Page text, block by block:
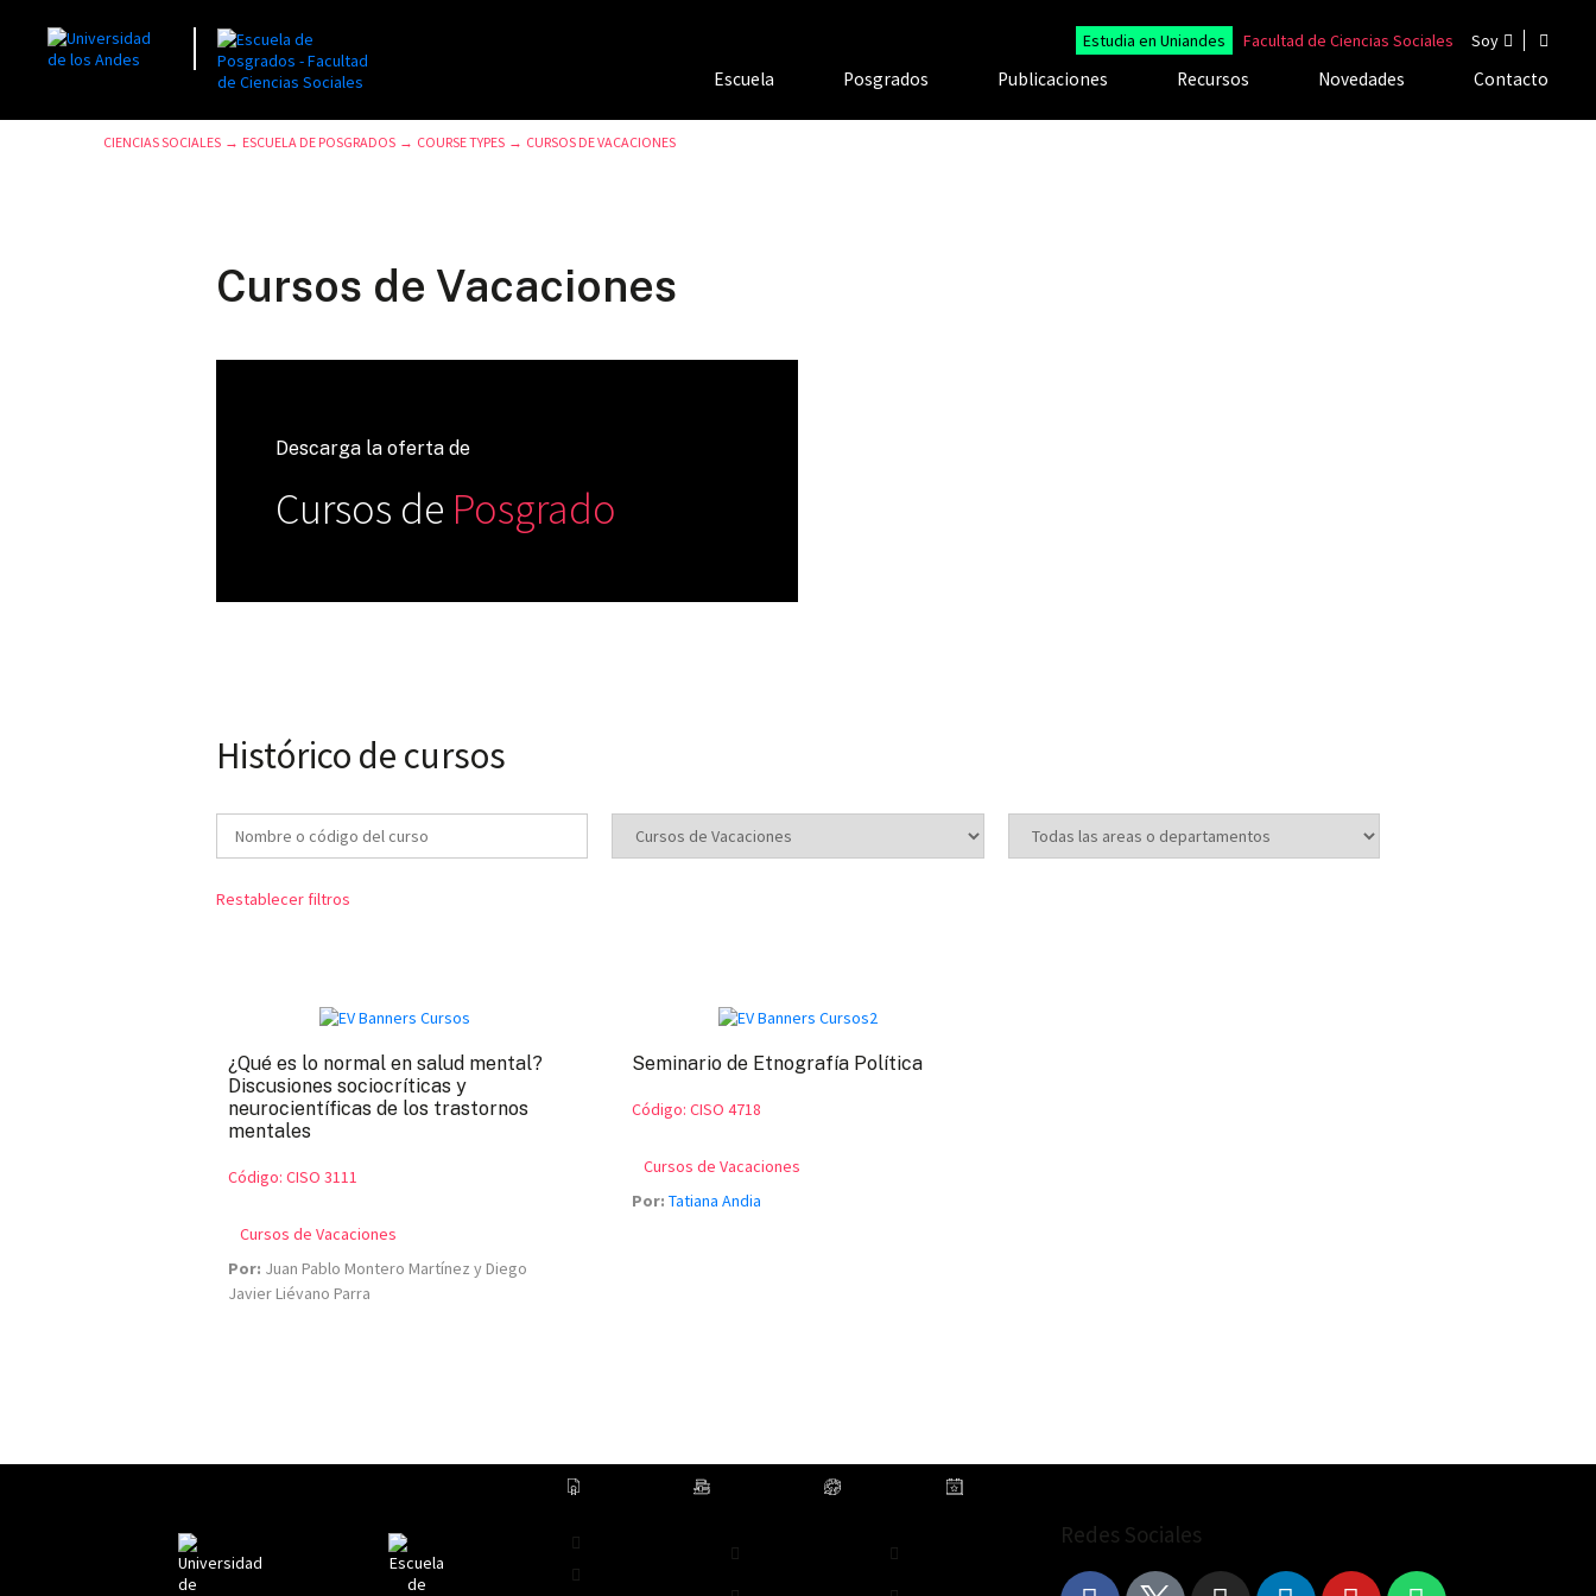
Estudia en Uniandes Facultad de Ciencias Sociales Soy
Escuela Posgrados Publicaciones Recursos Novedades Contacto
CIENCIAS SOCIALES → ESCUELA DE POSGRADOS → COURSE TYPES → CURSOS DE VACACIONES
Cursos de Vacaciones
Descarga la oferta de
Cursos de Posgrado
Histórico de cursos
Restablecer filtros
¿Qué es lo normal en salud mental?
Discusiones sociocríticas y
neurocientíficas de los trastornos
mentales
Código: CISO 3111
Cursos de Vacaciones
Por: Juan Pablo Montero Martínez y Diego
Javier Liévano Parra
Seminario de Etnografía Política
Código: CISO 4718
Cursos de Vacaciones
Por: Tatiana Andia
Redes Sociales